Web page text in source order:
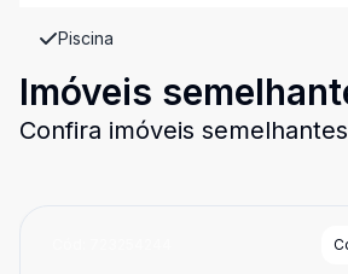
Piscina
Imóveis
Confira imóveis semelhantes